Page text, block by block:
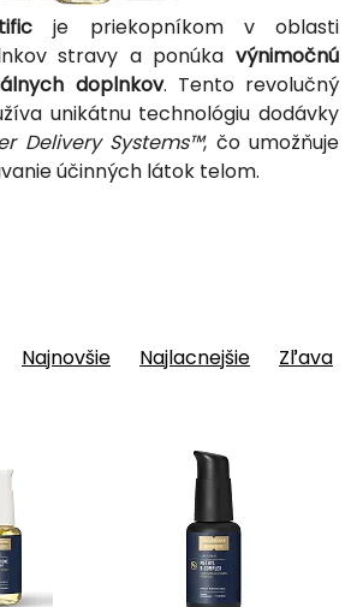
je priekopníkom v oblasti
stravy a ponúka výnimočnú
doplnkov. Tento revolučný
unikátnu technológiu dodávky
Delivery Systems™, čo umožňuje
účinných látok telom.
Najnovšie Najlacnejšie
Zľava